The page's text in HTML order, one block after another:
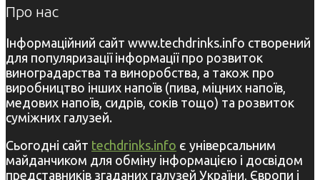
Про нас
Інформаційний сайт www.techdrinks.info створений
для популяризації інформації про розвиток
виноградарства та виноробства, а також про
виробництво інших напоїв (пива, міцних напоїв,
медових напоїв, сидрів, соків тощо) та розвиток
суміжних галузей.
Сьогодні сайт techdrinks.info є універсальним
майданчиком для обміну інформацією і досвідом
представників згаданих галузей України, Європи і